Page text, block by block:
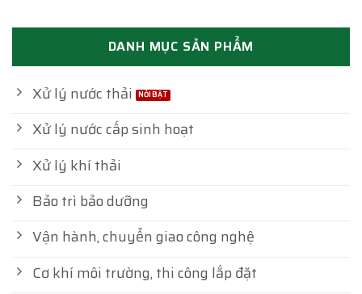
DANH MỤC SẢN PHẨM
Xử lý nước thải
Xử lý nước cấp sinh hoạt
Xử lý khí thải
Bảo trì bảo dưỡng
Vận hành, chuyển giao công nghệ
Cơ khí môi trường, thi công lắp đặt